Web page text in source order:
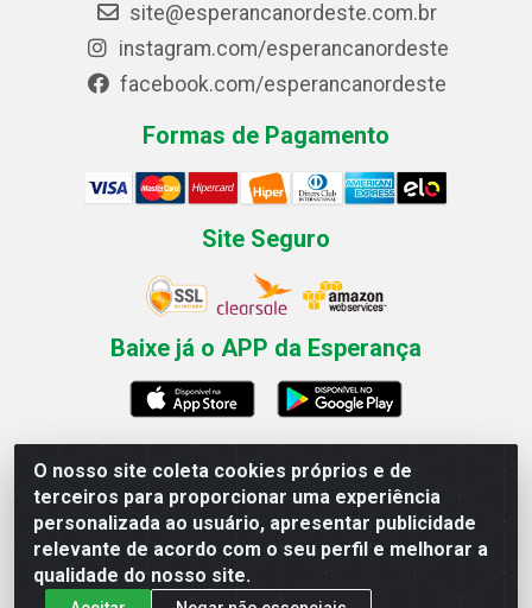
O nosso site coleta cookies próprios e de
terceiros para proporcionar uma experiência
personalizada ao usuário, apresentar publicidade
relevante de acordo com o seu perfil e melhorar a
qualidade do nosso site.
site@esperancanordeste.com.br
instagram.com/esperancanordeste
facebook.com/esperancanordeste
Formas de Pagamento
Site Seguro
Baixe já o APP da Esperança
Esperança Nordeste - Rua Professor Caldas Filho, 291 -
Estância - Recife / PE CEP: 50771-335 - CNPJ
03.666.136/0001-23